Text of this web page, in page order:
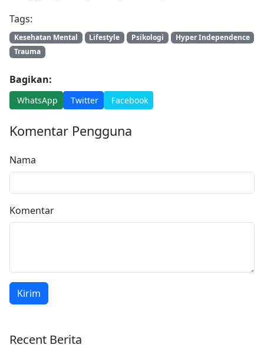
Tags:
Kesehatan Mental Lifestyle Psikologi
Hyper Independence
Trauma
Bagikan:
WhatsApp Twitter Facebook
Komentar Pengguna
Nama
Komentar
Kirim
Recent Berita